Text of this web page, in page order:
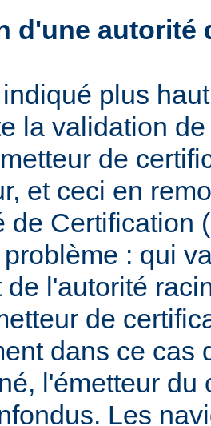
d'une autorité
plus
la validation
de
et ceci en
de Certification
: qui
de l'autorité
de
dans ce cas
l'émetteur du
Les